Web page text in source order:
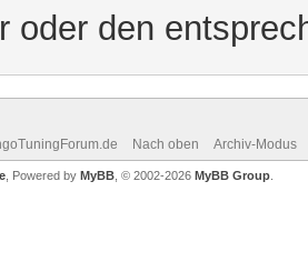
oder den
Nach oben Archiv-Modus
, Powered by MyBB , © 2002-2026 MyBB Group